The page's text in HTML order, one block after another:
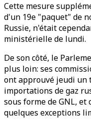
Cette mesure
d'un 19e "paquet" de
Russie, n'était
ministérielle de lundi.
De son côté, le
plus loin: ses
ont approuvé jeudi un
importations de gaz
sous forme de GNL, et
quelques exceptions